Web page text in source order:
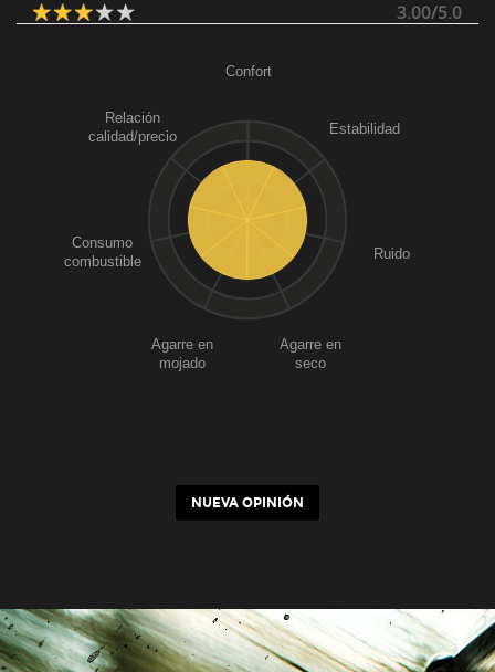
3.00/5.0
Confort
Estabilidad
Ruido
Agarre en
seco
Agarre en
mojado
Consumo
combustible
Relación
calidad/precio
NUEVA OPINIÓN